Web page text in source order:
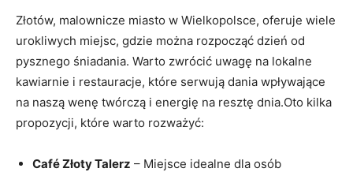
Złotów, malownicze miasto w Wielkopolsce, oferuje wiele
urokliwych miejsc, gdzie można rozpocząć dzień od
pysznego śniadania. Warto zwrócić uwagę na lokalne
kawiarnie i restauracje, które serwują dania wpływające
na naszą wenę twórczą i energię na resztę dnia.Oto kilka
propozycji, które warto rozważyć:
Café Złoty Talerz – Miejsce idealne dla osób